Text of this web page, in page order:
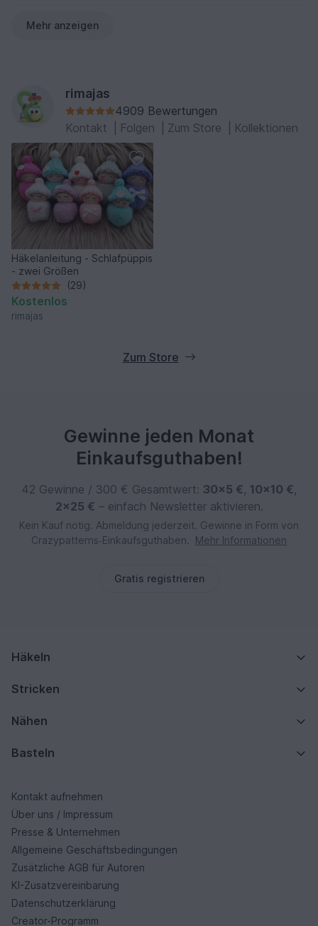
Mehr anzeigen
rimajas
4909 Bewertungen
Kontakt
Folgen Zum Store Kollektionen
Häkelanleitung - Schlafpüppis
- zwei Größen
(29)
Kostenlos
rimajas
Zum Store
Gewinne jeden Monat
Einkaufsguthaben!
42 Gewinne / 300 € Gesamtwert: 30×5 €, 10×10 €,
2×25 € – einfach Newsletter aktivieren.
Kein Kauf nötig. Abmeldung jederzeit. Gewinne in Form von
Crazypatterns‑Einkaufsguthaben.
Mehr Informationen
Gratis registrieren
Häkeln
Stricken
Nähen
Basteln
Kontakt aufnehmen
Über uns / Impressum
Presse & Unternehmen
Allgemeine Geschäftsbedingungen
Zusätzliche AGB für Autoren
KI-Zusatzvereinbarung
Datenschutzerklärung
Creator-Programm